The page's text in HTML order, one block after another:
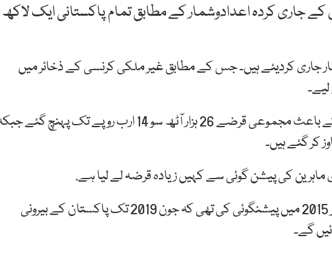
جاری کردہ اعدادوشمار کے مطابق تمام پاکستانی ایک لاکھ
جاری کردیئے ہیں۔ جس کے مطابق غیر ملکی کرنسی کے ذخائر میں
پاکستان کے قرضوں میں ریکارڈ اضافے کے باعث مجموعی قرضے 26 ہزار آٹھ سو 14 ارب روپے تک پہنچ گئے
کی پیشن گوئی سے کہیں زیادہ قرضہ لے لیا ہے.
سابق وزیر خزانہ ڈاکٹر حفیظ پاشا نے دسمبر 2015 میں پیشنگوئی کی تھی کہ جون 2019 تک پاکستان کے بیرونی